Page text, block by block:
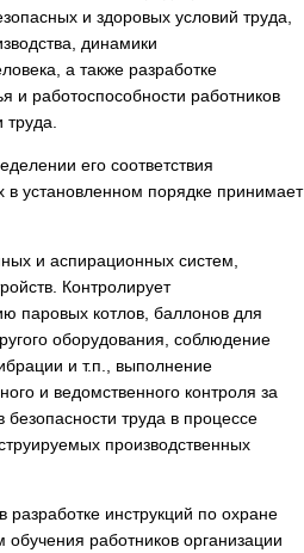
и здоровых условий труда,
динамики
а также разработке
и работоспособности работников
его соответствия
в установленном порядке принимает
и аспирационных систем,
Контролирует
паровых котлов, баллонов для
оборудования, соблюдение
и т.п., выполнение
и ведомственного контроля за
труда в процессе
производственных
инструкций по охране
обучения работников организации